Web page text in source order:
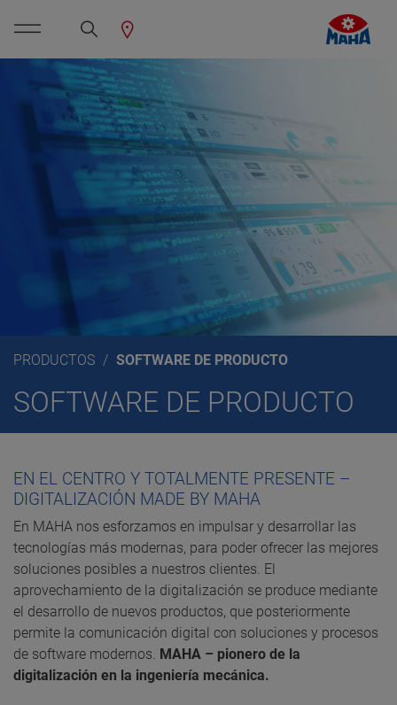
PRODUCTOS SOFTWARE DE PRODUCTO
SOFTWARE DE PRODUCTO
EN EL CENTRO Y TOTALMENTE PRESENTE –
DIGITALIZACIÓN MADE BY MAHA
En MAHA nos esforzamos en impulsar y desarrollar las
tecnologías más modernas, para poder ofrecer las mejores
soluciones posibles a nuestros clientes. El
aprovechamiento de la digitalización se produce mediante
el desarrollo de nuevos productos, que posteriormente
permite la comunicación digital con soluciones y procesos
de software modernos. MAHA – pionero de la
digitalización en la ingeniería mecánica.